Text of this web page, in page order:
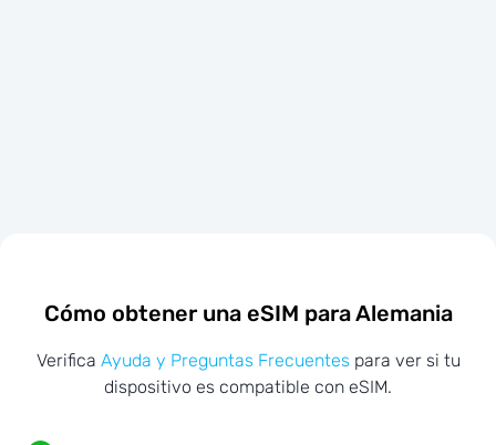
Cómo obtener una eSIM para Alemania
Verifica Ayuda y Preguntas Frecuentes para ver si tu
dispositivo es compatible con eSIM.